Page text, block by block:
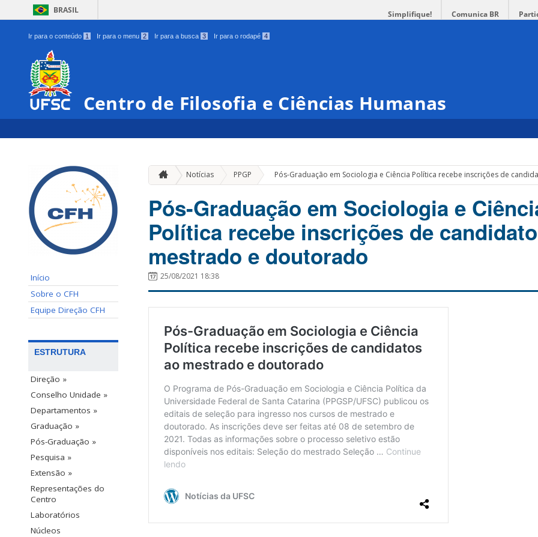
BRASIL Simplifique! Comunica BR
Ir para o conteúdo 1 Ir para o menu 2 Ir para a busca 3 Ir para o rodapé 4
Centro de Filosofia e Ciências Humanas
Início
Sobre o CFH
Equipe Direção CFH
ESTRUTURA
Direção »
Conselho Unidade »
Departamentos »
Graduação »
Pós-Graduação »
Pesquisa »
Extensão »
Representações do
Centro
Laboratórios
Núcleos
Notícias PPGP » Pós-Graduação em Sociologia e Ciência Política recebe inscrições de
Pós-Graduação em Sociologia e
Política recebe inscrições de
mestrado e doutorado
25/08/2021 18:38